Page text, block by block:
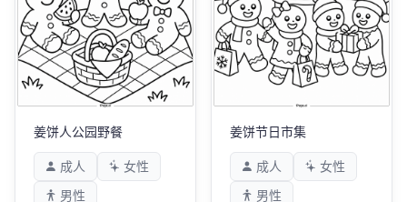
姜饼人公园野餐
成人
女性
男性
姜饼节日市集
成人
女性
男性